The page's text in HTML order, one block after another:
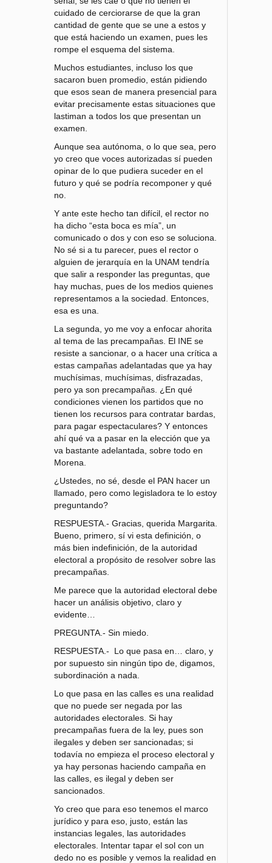
cuidado de cerciorarse de que la gran
cantidad de gente que se une a estos y
que está haciendo un examen, pues les
rompe el esquema del sistema.
Muchos estudiantes, incluso los que
sacaron buen promedio, están pidiendo
que esos sean de manera presencial para
evitar precisamente estas situaciones que
lastiman a todos los que presentan un
examen.
Aunque sea autónoma, o lo que sea, pero
yo creo que voces autorizadas sí pueden
opinar de lo que pudiera suceder en el
futuro y qué se podría recomponer y qué
no.
Y ante este hecho tan difícil, el rector no
ha dicho “esta boca es mía”, un
comunicado o dos y con eso se soluciona.
No sé si a tu parecer, pues el rector o
alguien de jerarquía en la UNAM tendría
que salir a responder las preguntas, que
hay muchas, pues de los medios quienes
representamos a la sociedad. Entonces,
esa es una.
La segunda, yo me voy a enfocar ahorita
al tema de las precampañas. El INE se
resiste a sancionar, o a hacer una crítica a
estas campañas adelantadas que ya hay
muchísimas, muchísimas, disfrazadas,
pero ya son precampañas. ¿En qué
condiciones vienen los partidos que no
tienen los recursos para contratar bardas,
para pagar espectaculares? Y entonces
ahí qué va a pasar en la elección que ya
va bastante adelantada, sobre todo en
Morena.
¿Ustedes, no sé, desde el PAN hacer un
llamado, pero como legisladora te lo estoy
preguntando?
RESPUESTA.- Gracias, querida Margarita.
Bueno, primero, sí vi esta definición, o
más bien indefinición, de la autoridad
electoral a propósito de resolver sobre las
precampañas.
Me parece que la autoridad electoral debe
hacer un análisis objetivo, claro y
evidente…
PREGUNTA.- Sin miedo.
RESPUESTA.- Lo que pasa en… claro, y
por supuesto sin ningún tipo de, digamos,
subordinación a nada.
Lo que pasa en las calles es una realidad
que no puede ser negada por las
autoridades electorales. Si hay
precampañas fuera de la ley, pues son
ilegales y deben ser sancionadas; si
todavía no empieza el proceso electoral y
ya hay personas haciendo campaña en
las calles, es ilegal y deben ser
sancionados.
Yo creo que para eso tenemos el marco
jurídico y para eso, justo, están las
instancias legales, las autoridades
electorales. Intentar tapar el sol con un
dedo no es posible y vemos la realidad en